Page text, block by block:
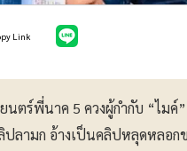
Link
ตร์พี่นาค 5 ควงผู้กำกับ “ไมค์
ลามก อ้างเป็นคลิปหลุดหลอก